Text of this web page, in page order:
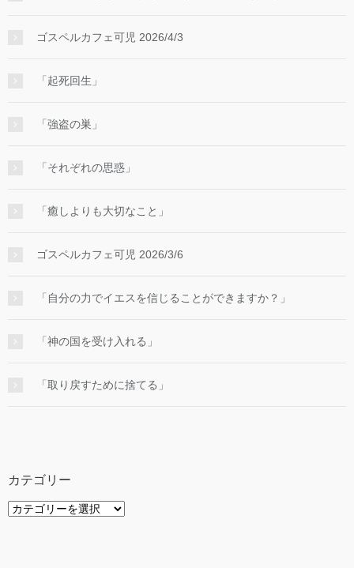
ゴスペルカフェ可児 2026/4/3
「起死回生」
「強盗の巣」
「それぞれの思惑」
「癒しよりも大切なこと」
ゴスペルカフェ可児 2026/3/6
「自分の力でイエスを信じることができますか？」
「神の国を受け入れる」
「取り戻すために捨てる」
カテゴリー
カ